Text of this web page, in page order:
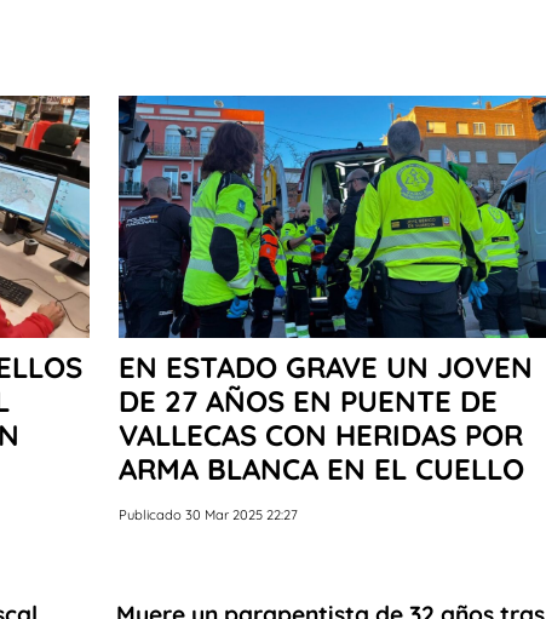
EN ESTADO GRAVE UN JOVEN
DE 27 AÑOS EN PUENTE DE
VALLECAS CON HERIDAS POR
ARMA BLANCA EN EL CUELLO
Publicado 30 Mar 2025 22:27